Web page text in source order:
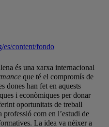
es/content/fondo
és una xarxa internacional
que té el compromís de
dones han fet en aquests
i econòmiques per donar
oportunitats de treball
professió com en l’estudi de
La idea va néixer a